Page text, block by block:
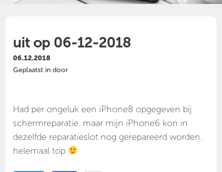
uit op 06-12-2018
06.12.2018
Geplaatst in door
Had per ongeluk een iPhone8 opgegeven bij
schermreparatie. maar mijn iPhone6 kon in
dezelfde reparatieslot nog gerepareerd worden.
helemaal top